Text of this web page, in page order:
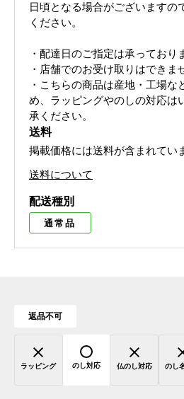
日頃となる場合がございますの
ください。
・配達日のご指定は承っており
・店舗でのお受け取りはできま
・こちらの商品は産地・工場な
め、ラッピングやのしの対応は
承ください。
送料
掲載価格には送料が含まれてい
送料について
配送種別
通常品
返品不可
ラッピング のし対応 仏のし対応 のし